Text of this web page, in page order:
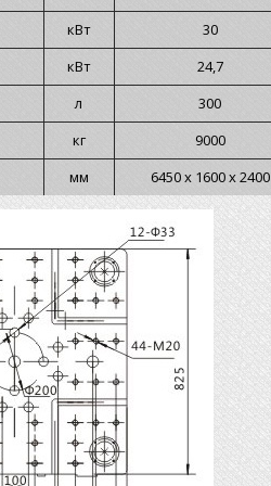
кВт
30
кВт
24,7
л
300
кг
9000
мм 6450 х 1600 х 2400